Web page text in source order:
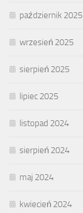
październik 2025
wrzesień 2025
sierpień 2025
lipiec 2025
listopad 2024
sierpień 2024
maj 2024
kwiecień 2024